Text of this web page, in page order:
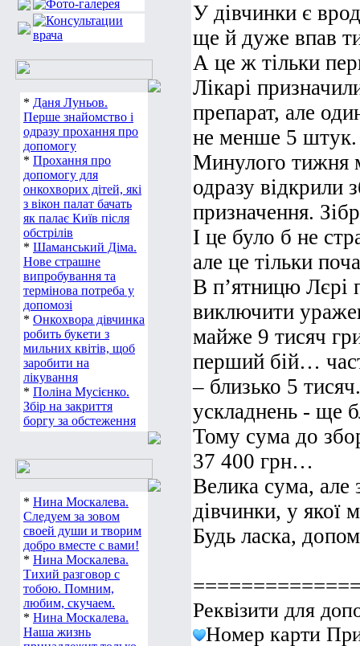
* Даня Луньов.
Перше знайомство і
одразу прохання про
допомогу
* Прохання про
допомогу для
онкохворих дітей, які
з вікон палат бачать
як палає Київ після
обстрілів
* Шаманський Діма.
Нове страшне
випробування та
термінова потреба у
допомозі
* Онкохвора дівчинка
робить букети з
мильних квітів, щоб
заробити на
лікування
* Поліна Мусієнко.
Збір на закриття
боргу за обстеження
* Нина Москалева.
Следуем за зовом
своей души и творим
добро вместе с вами!
* Нина Москалева.
Тихий разговор с
тобою. Помним,
любим, скучаем.
* Нина Москалева.
Наша жизнь
У дівчинки є
ще й дуже впав
А це ж тільки
Лікарі
препарат, але
не менше 5 штук.
Минулого тижня
одразу відкрили
призначення.
І це було б не
але це тільки
В п’ятницю Лєрі
виключити
майже 9 тисяч
перший бій…
– близько 5
ускладнень - ще
Тому сума до
37 400 грн…
Велика сума,
дівчинки, у
Будь ласка,
Реквізити для
Номер карти